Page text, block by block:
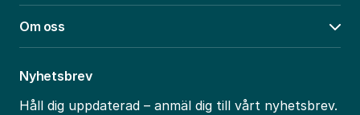
Om oss
Nyhetsbrev
Håll dig uppdaterad – anmäl dig till vårt nyhetsbrev.